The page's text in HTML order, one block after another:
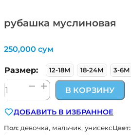
рубашка муслиновая
250,000 сум
Размер: 12-18М 18-24М 3-6М
Количество
товара
муслиновая
В КОРЗИНУ
ДОБАВИТЬ В ИЗБРАННОЕ
Пол: девочка, мальчик, унисексЦвет: